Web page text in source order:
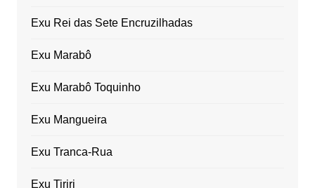
Exu Rei das Sete Encruzilhadas
Exu Marabô
Exu Marabô Toquinho
Exu Mangueira
Exu Tranca-Rua
Exu Tiriri